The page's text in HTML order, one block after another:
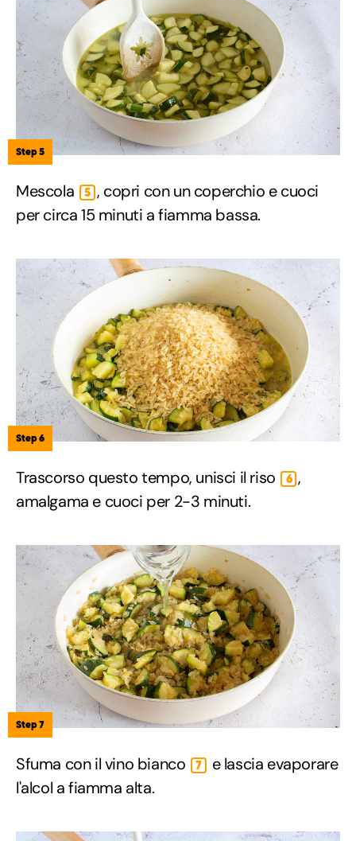
Step 5
Mescola 5 , copri con un coperchio e cuoci
per circa 15 minuti a fiamma bassa.
Step 6
Trascorso questo tempo, unisci il riso 6 ,
amalgama e cuoci per 2-3 minuti.
Step 7
Sfuma con il vino bianco 7
e lascia evaporare
l'alcol a fiamma alta.